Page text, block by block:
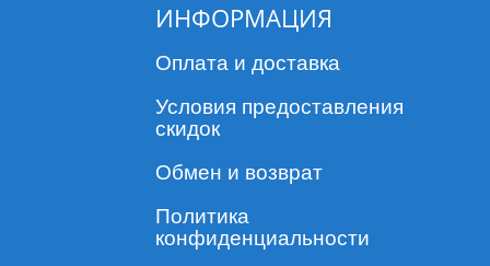
ИНФОРМАЦИЯ
Оплата и доставка
Условия предоставления
скидок
Обмен и возврат
Политика
конфиденциальности